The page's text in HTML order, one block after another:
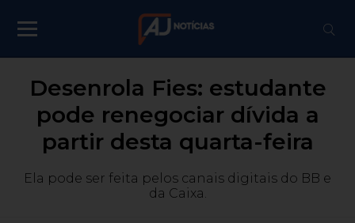
Desenrola Fies: estudante
pode renegociar dívida a
partir desta quarta-feira
Ela pode ser feita pelos canais digitais do BB e
da Caixa.